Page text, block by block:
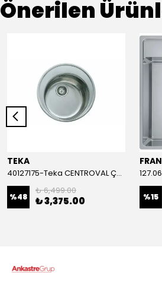
Önerilen
TEKA
40127175-Teka CENTROVAL Çelik Eviye
%48
₺ 6,499.00
₺ 3,375.00 %15